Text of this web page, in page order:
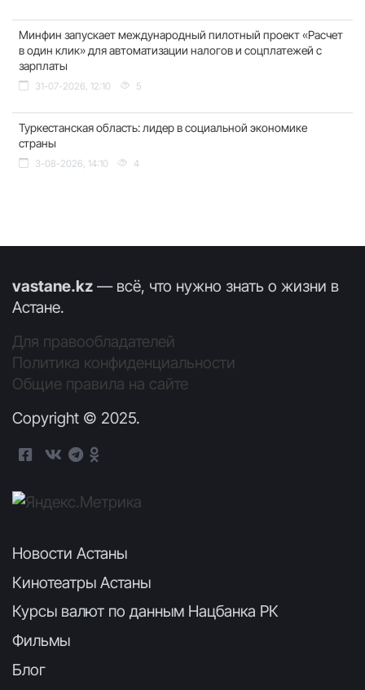
Минфин запускает международный пилотный проект «Расчет
в один клик» для автоматизации налогов и соцплатежей с
зарплаты
31-07-2026, 12:10 5
Туркестанская область: лидер в социальной экономике
страны
3-08-2026, 14:10 4
vastane.kz — всё, что нужно знать о жизни в
Астане.
Для правообладателей
Политика конфиденциальности
Общие правила на сайте
Copyright © 2025.
Новости Астаны
Кинотеатры Астаны
Курсы валют по данным Нацбанка РК
Фильмы
Блог